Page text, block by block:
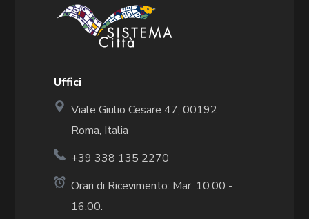
Uffici
Viale Giulio Cesare 47, 00192
Roma, Italia
+39 338 135 2270
Orari di Ricevimento: Mar: 10.00 -
16.00.